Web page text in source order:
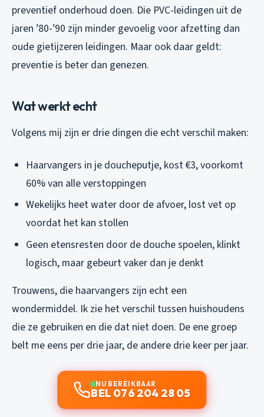
preventief onderhoud doen. Die PVC-leidingen uit de
jaren ’80-’90 zijn minder gevoelig voor afzetting dan
oude gietijzeren leidingen. Maar ook daar geldt:
preventie is beter dan genezen.
Wat werkt echt
Volgens mij zijn er drie dingen die echt verschil maken:
Haarvangers in je doucheputje, kost €3, voorkomt
60% van alle verstoppingen
Wekelijks heet water door de afvoer, lost vet op
voordat het kan stollen
Geen etensresten door de douche spoelen, klinkt
logisch, maar gebeurt vaker dan je denkt
Trouwens, die haarvangers zijn echt een
wondermiddel. Ik zie het verschil tussen huishoudens
die ze gebruiken en die dat niet doen. De ene groep
belt me eens per drie jaar, de andere drie keer per jaar.
NU BEREIKBAAR
BEL 076 204 28 05